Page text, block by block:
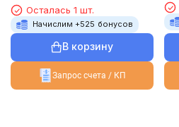
Осталась 1 шт.
Начислим +525 бонусов
В корзину
Запрос счета / КП